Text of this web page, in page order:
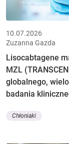
10.07.2026
Zuzanna Gazda
Lisocabtagene
MZL
globalnego,
badania
Chłoniaki